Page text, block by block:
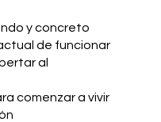
y concreto
de funcionar
al
comenzar a vivir